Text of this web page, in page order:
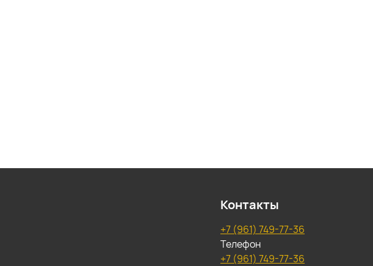
Контакты
+7 (961) 749-77-36
Телефон
+7 (961) 749-77-36